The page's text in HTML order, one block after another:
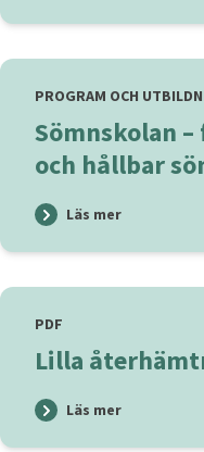
PROGRAM OCH
Sömnskolan
och hållbar
Läs mer
PDF
Lilla
Läs mer